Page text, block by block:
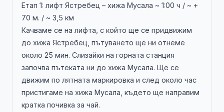
Етап 1: лифт Ястребец – хижа Мусала ~ 1:00 ч / ~ +
70 м. / ~ 3,5 км
Качваме се на лифта, с който ще се придвижим
до хижа Ястребец, пътуването ще ни отнеме
около 25 мин. Слизайки на горната станция
започва пътеката ни до хижа Мусала. Ще се
движим по лятната маркировка и след около час
пристигаме на хижа Мусала, където ще направим
кратка почивка за чай.